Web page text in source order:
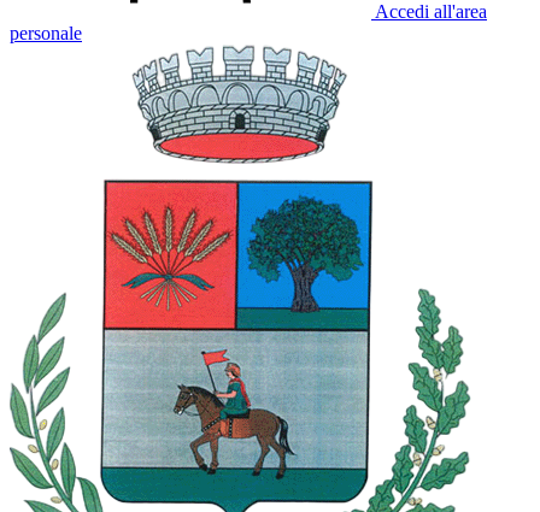
Accedi all'area
personale